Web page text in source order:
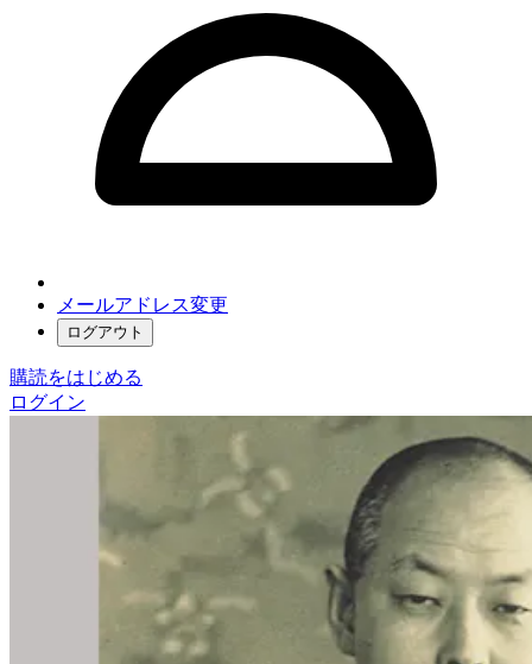
メールアドレス変更
ログアウト
購読をはじめる
ログイン